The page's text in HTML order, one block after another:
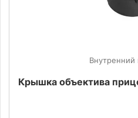
Внутренний
Крышка объектива